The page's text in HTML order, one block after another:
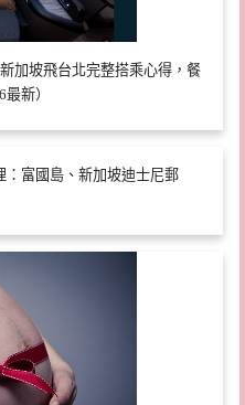
加坡飛台北完整搭乘心得，餐
新）
：富國島、新加坡迪士尼郵